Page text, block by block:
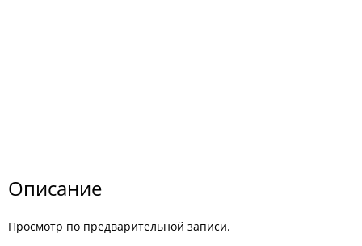
Описание
Просмотр по предварительной записи.